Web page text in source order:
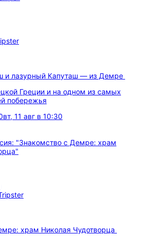
и лазурный Капуташ — из Демре
Греции и на одном из самых
побережья
вт, 11 авг в 10:30
храм Николая Чудотворца